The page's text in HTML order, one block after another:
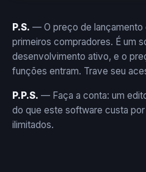
P.S. — O preço de lançamento
primeiros compradores. É um
desenvolvimento ativo, e o
funções entram. Trave seu
P.P.S. — Faça a conta: um
do que este software custa por
ilimitados.